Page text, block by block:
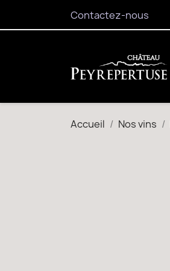
Contactez-nous
Accueil Nos vins